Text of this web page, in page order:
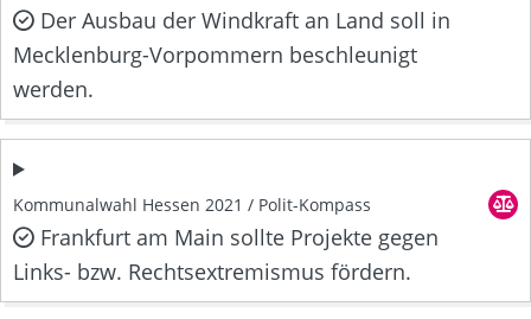
Der Ausbau der Windkraft an Land soll in
Mecklenburg-Vorpommern beschleunigt
werden.
Kommunalwahl Hessen 2021 / Polit-Kompass
Frankfurt am Main sollte Projekte gegen
Links- bzw. Rechtsextremismus fördern.